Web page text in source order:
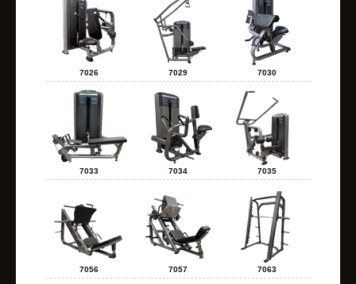
7026 7029 7030
7033 7034 7035
7056 7057 7063